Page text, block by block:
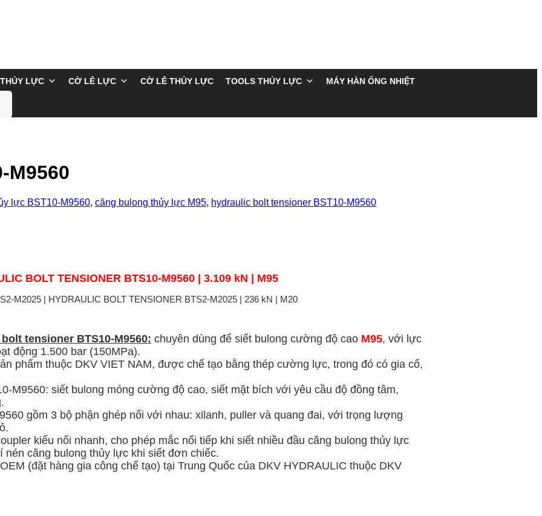
LỰC CỜ LÊ LỰC CỜ LÊ THỦY LỰC TOOLS THỦY LỰC MÁY HÀN ỐNG NHIỆT
M9560
lực BST10-M9560, căng bulong thủy lực M95, hydraulic bolt tensioner BST10-M9560
BOLT TENSIONER BTS10-M9560 | 3.109 kN | M95
tensioner BTS10-M9560: chuyên dùng để siết bulong cường độ cao M95, với lực
động 1.500 bar (150MPa).
phẩm thuộc DKV VIET NAM, được chế tạo bằng thép cường lực, trong đó có gia cố,
M9560: siết bulong móng cường độ cao, siết mặt bích với yêu cầu độ đồng tâm,
gồm 3 bộ phận ghép nối với nhau: xilanh, puller và quang đai, với trọng lượng
kiểu nối nhanh, cho phép mắc nối tiếp khi siết nhiều đầu căng bulong thủy lực
căng bulong thủy lực khi siết đơn chiếc.
(đặt hàng gia công chế tạo) tại Trung Quốc của DKV HYDRAULIC thuộc DKV